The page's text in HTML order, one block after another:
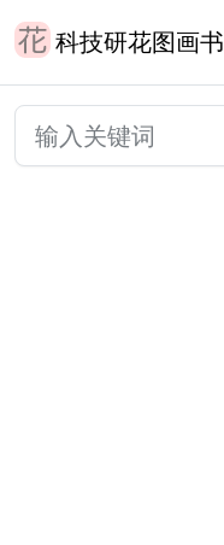
科技研花图画书